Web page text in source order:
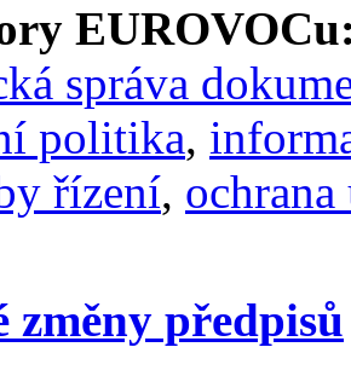
správa
politika,
řízení, ochrana
změny předpisů